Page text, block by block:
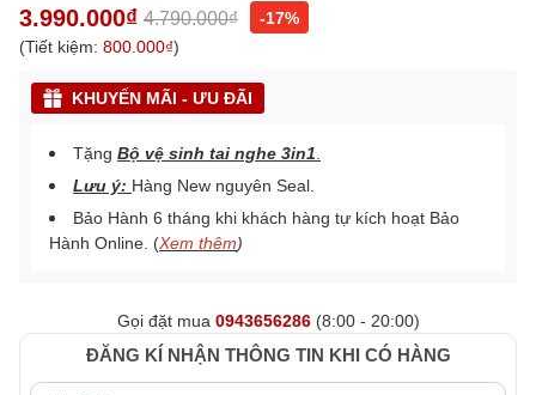
3.990.000₫ 4.790.000₫
-17%
(Tiết kiệm: 800.000₫)
KHUYẾN MÃI - ƯU ĐÃI
Tặng Bộ vệ sinh tai nghe 3in1.
Lưu ý: Hàng New nguyên Seal.
Bảo Hành 6 tháng khi khách hàng tự kích hoạt Bảo
Hành Online. (Xem thêm)
Gọi đặt mua 0943656286(8:00 - 20:00)
ĐĂNG KÍ NHẬN THÔNG TIN KHI CÓ HÀNG